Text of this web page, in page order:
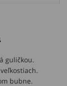
guličkou.
bubne.